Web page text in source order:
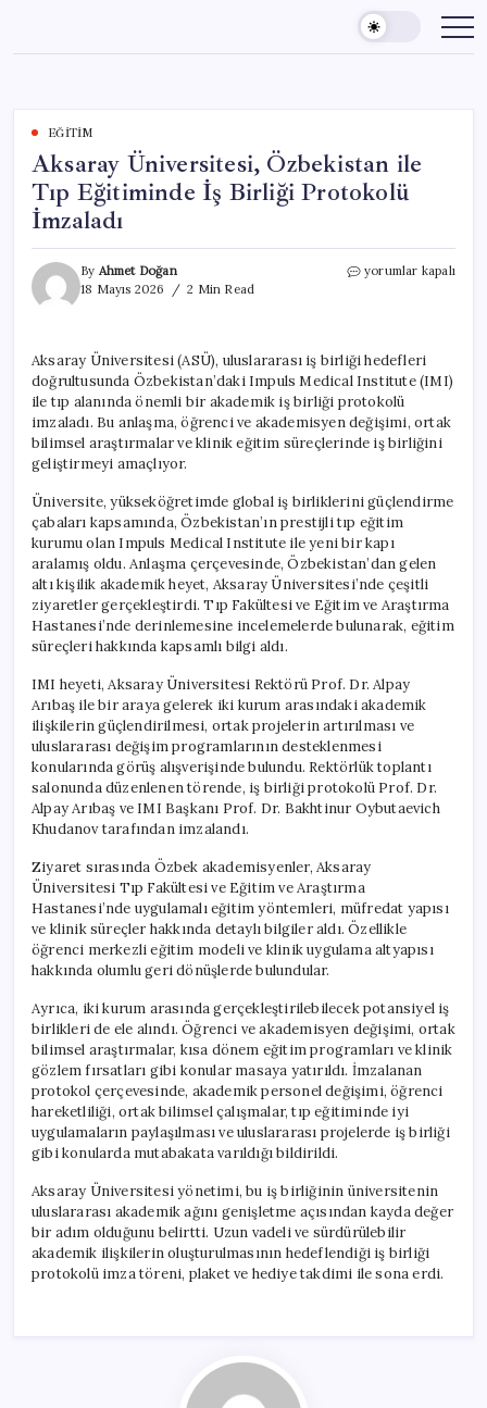
content
EĞITIM
Aksaray Üniversitesi, Özbekistan ile
Tıp Eğitiminde İş Birliği Protokolü
İmzaladı
By Ahmet Doğan
18 Mayıs 2026
2 Min Read
Aksaray
Eğitiminde
İş
Birliği
Protokolü
İmzaladı
için
yorumlar kapalı
Aksaray Üniversitesi (ASÜ), uluslararası iş birliği hedefleri
doğrultusunda Özbekistan’daki Impuls Medical Institute (IMI)
ile tıp alanında önemli bir akademik iş birliği protokolü
imzaladı. Bu anlaşma, öğrenci ve akademisyen değişimi, ortak
bilimsel araştırmalar ve klinik eğitim süreçlerinde iş birliğini
geliştirmeyi amaçlıyor.
Üniversite, yükseköğretimde global iş birliklerini güçlendirme
çabaları kapsamında, Özbekistan’ın prestijli tıp eğitim
kurumu olan Impuls Medical Institute ile yeni bir kapı
aralamış oldu. Anlaşma çerçevesinde, Özbekistan’dan gelen
altı kişilik akademik heyet, Aksaray Üniversitesi’nde çeşitli
ziyaretler gerçekleştirdi. Tıp Fakültesi ve Eğitim ve Araştırma
Hastanesi’nde derinlemesine incelemelerde bulunarak, eğitim
süreçleri hakkında kapsamlı bilgi aldı.
IMI heyeti, Aksaray Üniversitesi Rektörü Prof. Dr. Alpay
Arıbaş ile bir araya gelerek iki kurum arasındaki akademik
ilişkilerin güçlendirilmesi, ortak projelerin artırılması ve
uluslararası değişim programlarının desteklenmesi
konularında görüş alışverişinde bulundu. Rektörlük toplantı
salonunda düzenlenen törende, iş birliği protokolü Prof. Dr.
Alpay Arıbaş ve IMI Başkanı Prof. Dr. Bakhtinur Oybutaevich
Khudanov tarafından imzalandı.
Ziyaret sırasında Özbek akademisyenler, Aksaray
Üniversitesi Tıp Fakültesi ve Eğitim ve Araştırma
Hastanesi’nde uygulamalı eğitim yöntemleri, müfredat yapısı
ve klinik süreçler hakkında detaylı bilgiler aldı. Özellikle
öğrenci merkezli eğitim modeli ve klinik uygulama altyapısı
hakkında olumlu geri dönüşlerde bulundular.
Ayrıca, iki kurum arasında gerçekleştirilebilecek potansiyel iş
birlikleri de ele alındı. Öğrenci ve akademisyen değişimi, ortak
bilimsel araştırmalar, kısa dönem eğitim programları ve klinik
gözlem fırsatları gibi konular masaya yatırıldı. İmzalanan
protokol çerçevesinde, akademik personel değişimi, öğrenci
hareketliliği, ortak bilimsel çalışmalar, tıp eğitiminde iyi
uygulamaların paylaşılması ve uluslararası projelerde iş birliği
gibi konularda mutabakata varıldığı bildirildi.
Aksaray Üniversitesi yönetimi, bu iş birliğinin üniversitenin
uluslararası akademik ağını genişletme açısından kayda değer
bir adım olduğunu belirtti. Uzun vadeli ve sürdürülebilir
akademik ilişkilerin oluşturulmasının hedeflendiği iş birliği
protokolü imza töreni, plaket ve hediye takdimi ile sona erdi.